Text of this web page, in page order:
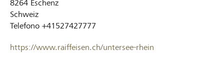
8264 Eschenz
Schweiz
Telefono +41527427777
https://www.raiffeisen.ch/untersee-rhein